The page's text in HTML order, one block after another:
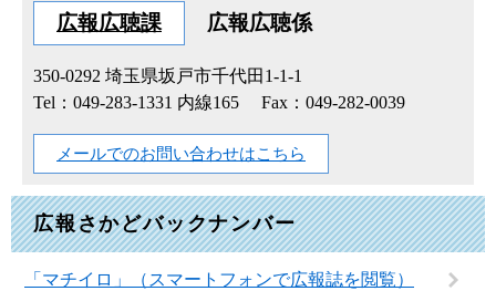
広報広聴課 広報広聴係
350-0292 埼玉県坂戸市千代田1-1-1
Tel：049-283-1331 内線165
Fax：049-282-0039
メールでのお問い合わせはこちら
広報さかどバックナンバー
「マチイロ」（スマートフォンで広報誌を閲覧）